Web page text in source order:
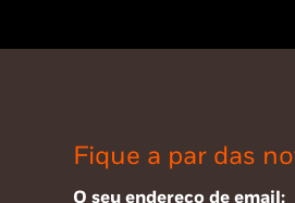
Fique a par das
O seu endereço de email: